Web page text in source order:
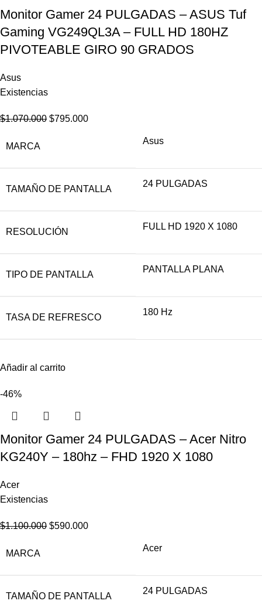
Monitor Gamer 24 PULGADAS – ASUS Tuf
Gaming VG249QL3A – FULL HD 180HZ
PIVOTEABLE GIRO 90 GRADOS
Asus
Existencias
$1.070.000 $795.000
MARCA
Asus
TAMAÑO DE PANTALLA
24 PULGADAS
RESOLUCIÓN
FULL HD 1920 X 1080
TIPO DE PANTALLA
PANTALLA PLANA
TASA DE REFRESCO
180 Hz
Añadir al carrito
-46%
Monitor Gamer 24 PULGADAS – Acer Nitro
KG240Y – 180hz – FHD 1920 X 1080
Acer
Existencias
$1.100.000 $590.000
MARCA
Acer
TAMAÑO DE PANTALLA
24 PULGADAS